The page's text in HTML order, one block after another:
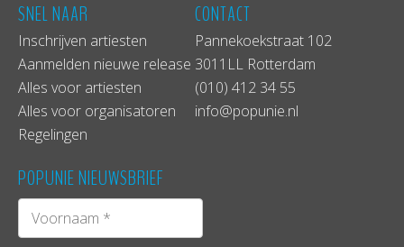
SNEL NAAR
Inschrijven artiesten
Aanmelden nieuwe release
Alles voor artiesten
Alles voor organisatoren
Regelingen
CONTACT
Pannekoekstraat 102
3011LL Rotterdam
(010) 412 34 55
info@popunie.nl
POPUNIE NIEUWSBRIEF